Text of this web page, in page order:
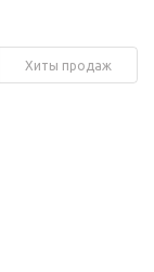
Хиты продаж